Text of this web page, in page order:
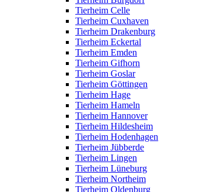
Tierheim Celle
Tierheim Cuxhaven
Tierheim Drakenburg
Tierheim Eckertal
Tierheim Emden
Tierheim Gifhorn
Tierheim Goslar
Tierheim Göttingen
Tierheim Hage
Tierheim Hameln
Tierheim Hannover
Tierheim Hildesheim
Tierheim Hodenhagen
Tierheim Jübberde
Tierheim Lingen
Tierheim Lüneburg
Tierheim Northeim
Tierheim Oldenburg